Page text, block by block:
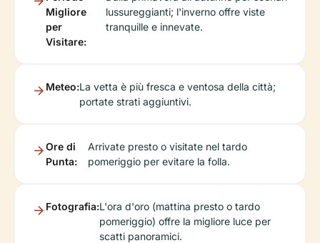
Migliore
per
Visitare:
lussureggianti; l'inverno offre viste
tranquille e innevate.
Meteo:La vetta è più fresca e ventosa della città;
portate strati aggiuntivi.
Ore di
Punta:
Arrivate presto o visitate nel tardo
pomeriggio per evitare la folla.
Fotografia:L'ora d'oro (mattina presto o tardo
pomeriggio) offre la migliore luce per
scatti panoramici.